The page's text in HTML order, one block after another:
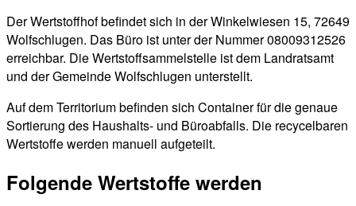
Der Wertstoffhof befindet sich in der Winkelwiesen 15, 72649
Wolfschlugen. Das Büro ist unter der Nummer 08009312526
erreichbar. Die Wertstoffsammelstelle ist dem Landratsamt
und der Gemeinde Wolfschlugen unterstellt.
Auf dem Territorium befinden sich Container für die genaue
Sortierung des Haushalts- und Büroabfalls. Die recycelbaren
Wertstoffe werden manuell aufgeteilt.
Folgende Wertstoffe werden